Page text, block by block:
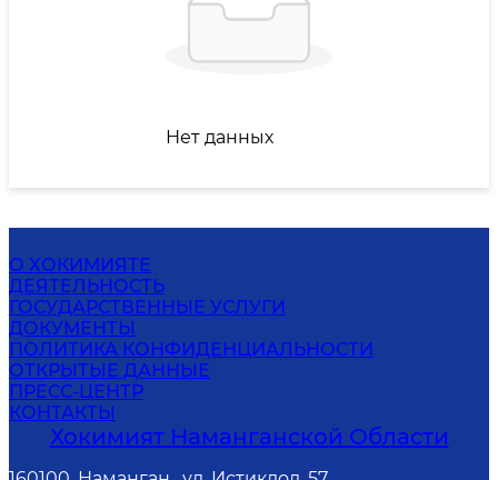
Нет данных
О ХОКИМИЯТЕ
ДЕЯТЕЛЬНОСТЬ
ГОСУДАРСТВЕННЫЕ УСЛУГИ
ДОКУМЕНТЫ
ПОЛИТИКА КОНФИДЕНЦИАЛЬНОСТИ
ОТКРЫТЫЕ ДАННЫЕ
ПРЕСС-ЦЕНТР
КОНТАКТЫ
Хокимият Наманганской Области